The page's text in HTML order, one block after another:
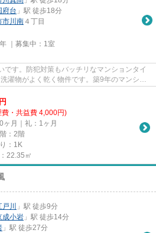
府台 」駅 徒歩18分
市川南 ４丁目
｜募集中： 1室
です。防犯対策もバッチリなマンションタイ
濯物がよく乾く物件です。築9年のマンショ
円
費・共益費 4,000円)
ヶ月｜礼：1ヶ月
：2階
：1K
22.35㎡
戸川
」駅 徒歩9分
成小岩 」駅 徒歩14分
」駅 徒歩27分